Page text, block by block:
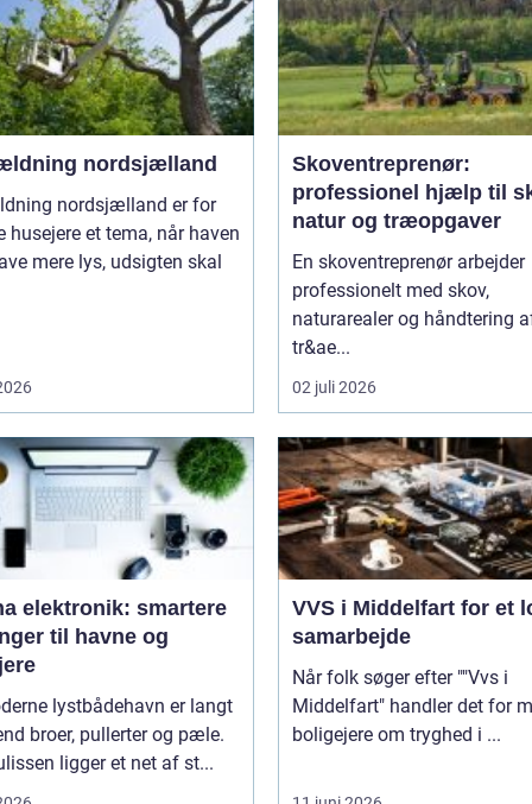
nordsjælland
nordsjælland er for
husejere et tema, når haven
mere lys, udsigten skal
Skoventreprenør:
professionel hjælp til
natur og træopgaver
En skoventreprenør arbejder
professionelt med skov,
naturarealer og håndtering
tr&ae...
02 juli 2026
elektronik: smartere
til havne og
lystbådehavn er langt
broer, pullerter og pæle.
ligger et net af st...
VVS i Middelfart for et
samarbejde
Når folk søger efter ""Vvs i
Middelfart" handler det for
boligejere om tryghed i ...